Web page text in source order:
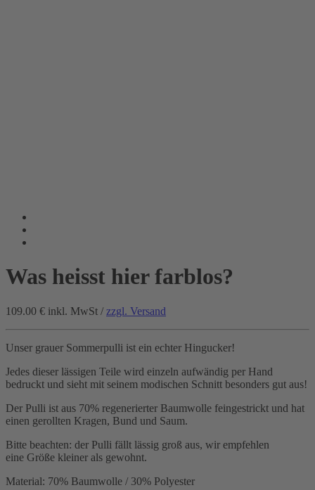
Was heisst hier farblos?
109.00 € inkl. MwSt / zzgl. Versand
Unser grauer Sommerpulli ist ein echter Hingucker!
Jedes dieser lässigen Teile wird einzeln aufwändig per Hand
bedruckt und sieht mit seinem modischen Schnitt besonders gut aus!
Der Pulli ist aus 70% regenerierter Baumwolle feingestrickt und hat
einen gerollten Kragen, Bund und Saum.
Bitte beachten: der Pulli fällt lässig groß aus, wir empfehlen
eine Größe kleiner als gewohnt.
Material: 70% Baumwolle / 30% Polyester